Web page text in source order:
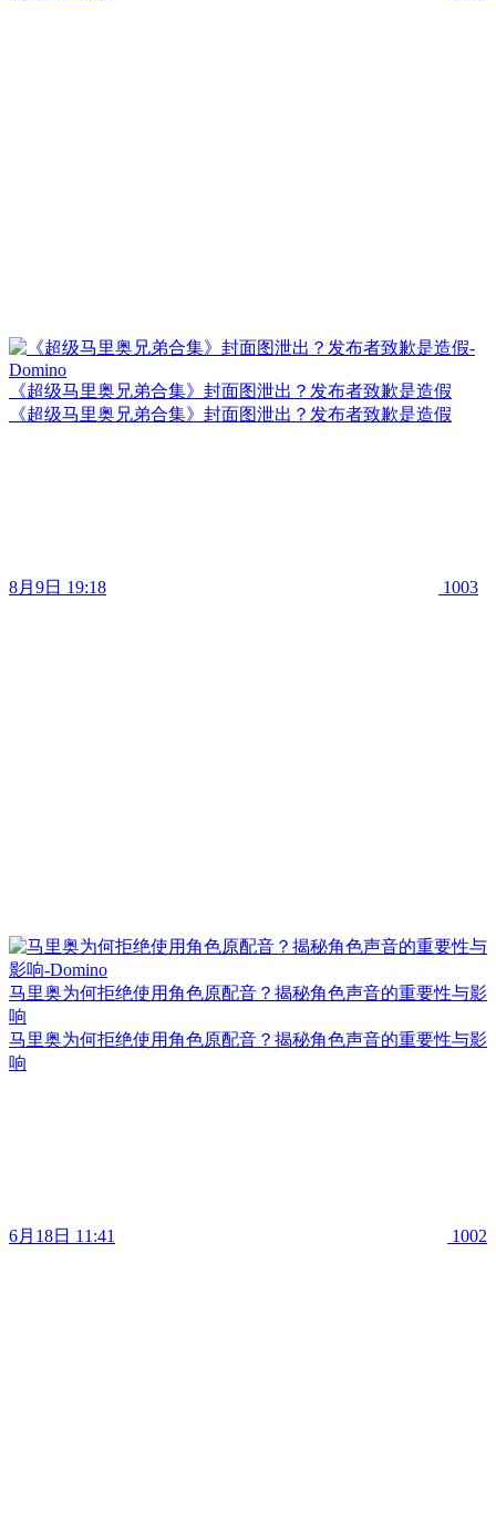
《超级马里奥兄弟合集》封面图泄出？发布者致歉是造假
《超级马里奥兄弟合集》封面图泄出？发布者致歉是造假
8月9日 19:18 1003
马里奥为何拒绝使用角色原配音？揭秘角色声音的重要性与影
响
马里奥为何拒绝使用角色原配音？揭秘角色声音的重要性与影
响
6月18日 11:41 1002